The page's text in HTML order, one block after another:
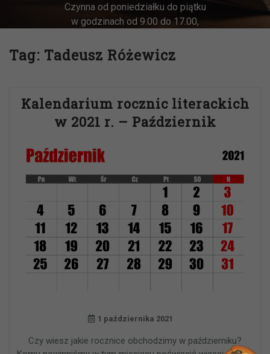
Czynna od poniedziałku do piątku
w godzinach od 9.00 do 17.00,
w godz. 9:00-13:00
Tag: Tadeusz Różewicz
Kalendarium rocznic literackich
w 2021 r. – Październik
1 października 2021
Czy wiesz jakie rocznice obchodzimy w październiku?